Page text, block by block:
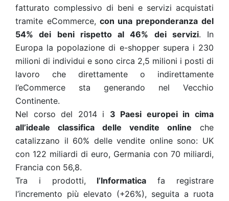
fatturato complessivo di beni e servizi acquistati
tramite eCommerce, con una preponderanza del
54% dei beni rispetto al 46% dei servizi. In
Europa la popolazione di e-shopper supera i 230
milioni di individui e sono circa 2,5 milioni i posti di
lavoro che direttamente o indirettamente
l’eCommerce sta generando nel Vecchio
Continente.
Nel corso del 2014 i 3 Paesi europei in cima
all’ideale classifica delle vendite online che
catalizzano il 60% delle vendite online sono: UK
con 122 miliardi di euro, Germania con 70 miliardi,
Francia con 56,8.
Tra i prodotti, l’Informatica fa registrare
l’incremento più elevato (+26%), seguita a ruota